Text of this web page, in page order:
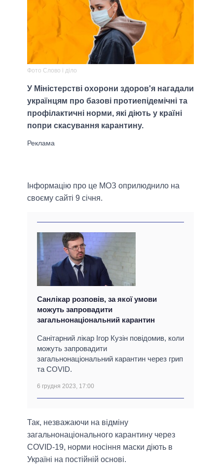
Фото Слово і діло
У Міністерстві охорони здоров'я нагадали
українцям про базові протиепідемічні та
профілактичні норми, які діють у країні
попри скасування карантину.
Інформацію про це МОЗ оприлюднило на
своєму сайті 9 січня.
Санлікар розповів, за якої умови
можуть запровадити
загальнонаціональний карантин
Санітарний лікар Ігор Кузін повідомив, коли
можуть запровадити
загальнонаціональний карантин через грип
та COVID.
6 грудня 2023, 17:00
Так, незважаючи на відміну
загальнонаціонального карантину через
COVID-19, норми носіння маски діють в
Україні на постійній основі.